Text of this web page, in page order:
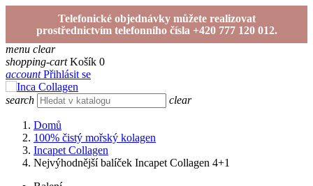
Telefonické objednávky můžete realizovat
prostřednictvím telefonního čísla +420 777 120 012.
menu clear
shopping-cart Košík 0
account Přihlásit se
search clear
Domů
100% čistý mořský kolagen
Incapet Collagen
Nejvýhodnější balíček Incapet Collagen 4+1